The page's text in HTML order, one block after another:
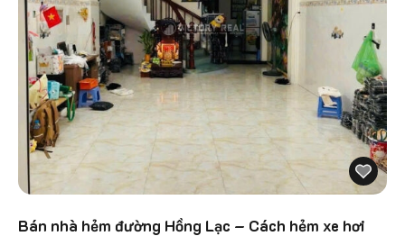
Bán nhà hẻm đường Hồng Lạc – Cách hẻm xe hơi